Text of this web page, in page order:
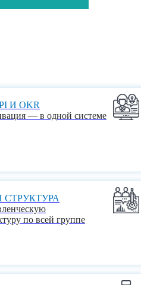
И OKR
— в одной системе
по всей группе